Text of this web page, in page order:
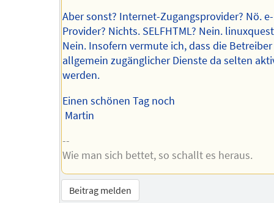
Aber sonst? Internet-Zugangsprovider? Nö.
Provider? Nichts. SELFHTML? Nein.
Nein. Insofern vermute ich, dass die Betreiber
allgemein zugänglicher Dienste da selten
werden.
Einen schönen Tag noch
Martin
--
Wie man sich bettet, so schallt es heraus.
Beitrag melden